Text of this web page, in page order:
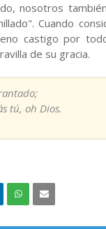
nosotros
Cuando
castigo por
de su gracia.
tú, oh Dios.